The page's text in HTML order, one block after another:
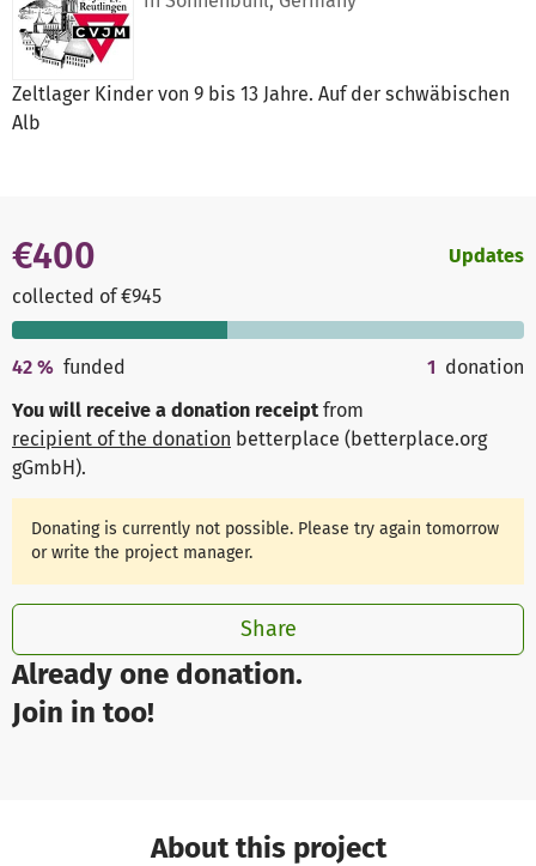
Zeltlager Kinder von 9 bis 13 Jahre. Auf der schwäbischen
Alb
Already one donation.
Join in too!
€400
collected of €945
Updates
42 % funded 1 donation
You will receive a donation receipt from
recipient of the donation betterplace (betterplace.org
gGmbH).
Donating is currently not possible. Please try again tomorrow
or write the project manager.
Share
About this project